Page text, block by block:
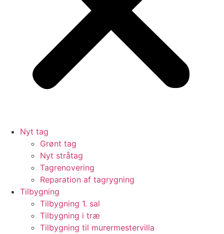
Nyt tag
Grønt tag
Nyt stråtag
Tagrenovering
Reparation af tagrygning
Tilbygning
Tilbygning 1. sal
Tilbygning i træ
Tilbygning til murermestervilla